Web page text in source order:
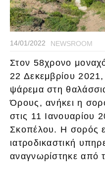
14/01/2022 NEWSROOM
Στον 58χρονο
22 Δεκεμβρίου 2021,
ψάρεμα στη
Όρους, ανήκει η
στις 11 Ιανουαρίου
Σκοπέλου. Η σορός
ιατροδικαστική
αναγνωρίστηκε από